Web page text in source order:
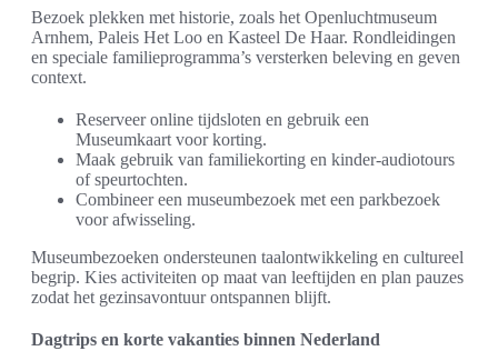
Bezoek plekken met historie, zoals het Openluchtmuseum
Arnhem, Paleis Het Loo en Kasteel De Haar. Rondleidingen
en speciale familieprogramma’s versterken beleving en geven
context.
Reserveer online tijdsloten en gebruik een
Museumkaart voor korting.
Maak gebruik van familiekorting en kinder-audiotours
of speurtochten.
Combineer een museumbezoek met een parkbezoek
voor afwisseling.
Museumbezoeken ondersteunen taalontwikkeling en cultureel
begrip. Kies activiteiten op maat van leeftijden en plan pauzes
zodat het gezinsavontuur ontspannen blijft.
Dagtrips en korte vakanties binnen Nederland